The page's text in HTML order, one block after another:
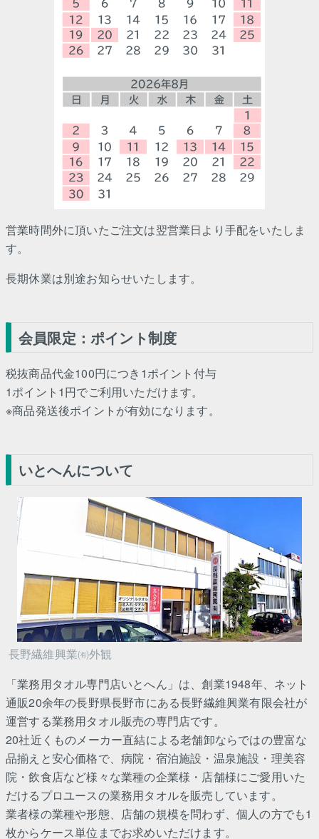
営業時間外に頂いたご注文は翌営業日より手配をいたしま
す。
長期休業は別途お知らせいたします。
会員限定：ポイント制度
税抜商品代金100円につき1ポイント付与
1ポイント1円でご利用いただけます。
※商品発送後ポイントが有効になります。
いとへんについて
長野繊維興業㈲外観
「業務用タオル専門店いとへん」は、創業1948年、ネット
通販20余年の長野県長野市にある長野繊維興業有限会社が
運営する業務用タオル販売の専門店です。
20社近くものメーカー直結による老舗卸ならではの豊富な
品揃えと安心価格で、病院・宿泊施設・温泉施設・理美容
院・飲食店など様々な業種の企業様・店舗様にご愛用いた
だけるプロユースの業務用タオルを販売しています。
業者様の業種や形態、店舗の規模を問わず、個人の方でも1
枚からケース単位までお求めいただけます。